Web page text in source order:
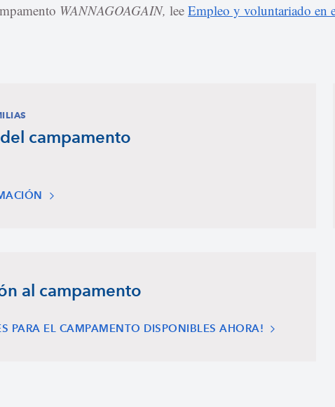
WANNAGOAGAIN,leeEmpleo y voluntariado en
campamento
al campamento
PARA EL CAMPAMENTO DISPONIBLES AHORA!